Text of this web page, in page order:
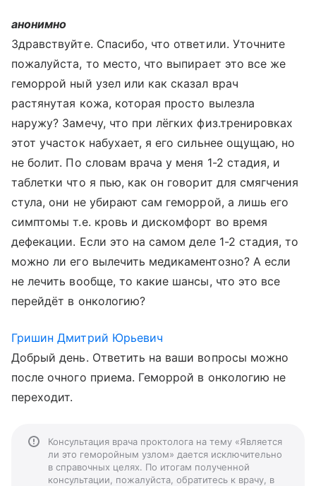
анонимно
Здравствуйте. Спасибо, что ответили. Уточните
пожалуйста, то место, что выпирает это все же
геморрой ный узел или как сказал врач
растянутая кожа, которая просто вылезла
наружу? Замечу, что при лёгких физ.тренировках
этот участок набухает, я его сильнее ощущаю, но
не болит. По словам врача у меня 1-2 стадия, и
таблетки что я пью, как он говорит для смягчения
стула, они не убирают сам геморрой, а лишь его
симптомы т.е. кровь и дискомфорт во время
дефекации. Если это на самом деле 1-2 стадия, то
можно ли его вылечить медикаментозно? А если
не лечить вообще, то какие шансы, что это все
перейдёт в онкологию?
Гришин Дмитрий Юрьевич
Добрый день. Ответить на ваши вопросы можно
после очного приема. Геморрой в онкологию не
переходит.
Консультация врача проктолога на тему «Является
ли это геморойным узлом» дается исключительно
в справочных целях. По итогам полученной
консультации, пожалуйста, обратитесь к врачу, в